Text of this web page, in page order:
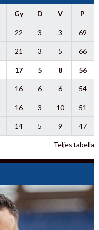
Gy D V P
22 3 3 69
21 3 5 66
17 5 8 56
16 6 6 54
16 3 10 51
14 5 9 47
Teljes tabella